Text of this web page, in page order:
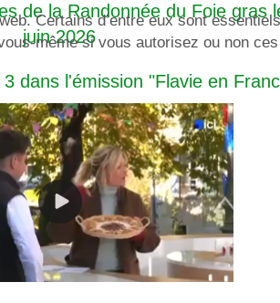
de la Randonnée du Foie gras
juin 2026
dans l'émission "Flavie en
Certains d’entre eux sont
même si vous autorisez ou non